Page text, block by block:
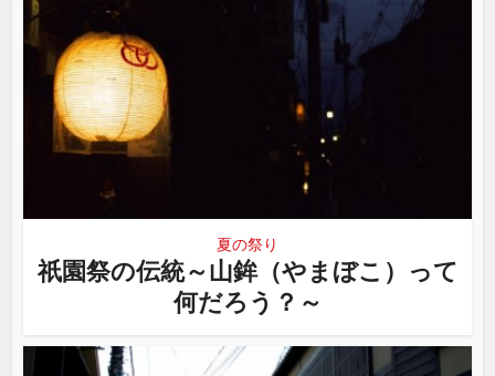
夏の祭り
祇園祭の伝統～山鉾（やまぼこ）って
何だろう？～